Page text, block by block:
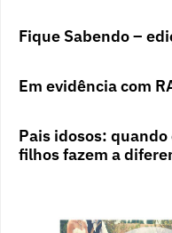
Fique Sabendo –
Em evidência com
Pais idosos:
filhos fazem a